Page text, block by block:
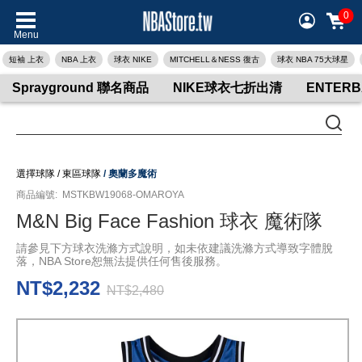
Menu
0
短袖 上衣 NBA 上衣 球衣 NIKE MITCHELL＆NESS 復古 球衣 NBA 75大球星
Sprayground 聯名商品 NIKE球衣七折出清
選擇球隊 /東區球隊 /奧蘭多魔術
商品編號: MSTKBW19068-OMAROYA
M&N Big Face Fashion 球衣 魔術隊
請參見下方球衣洗滌方式說明，如未依建議洗滌方式導致字體脫
落，NBA Store恕無法提供任何售後服務。
NT$2,232 NT$2,480